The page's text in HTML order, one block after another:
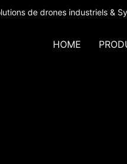
de drones industriels &
HOME